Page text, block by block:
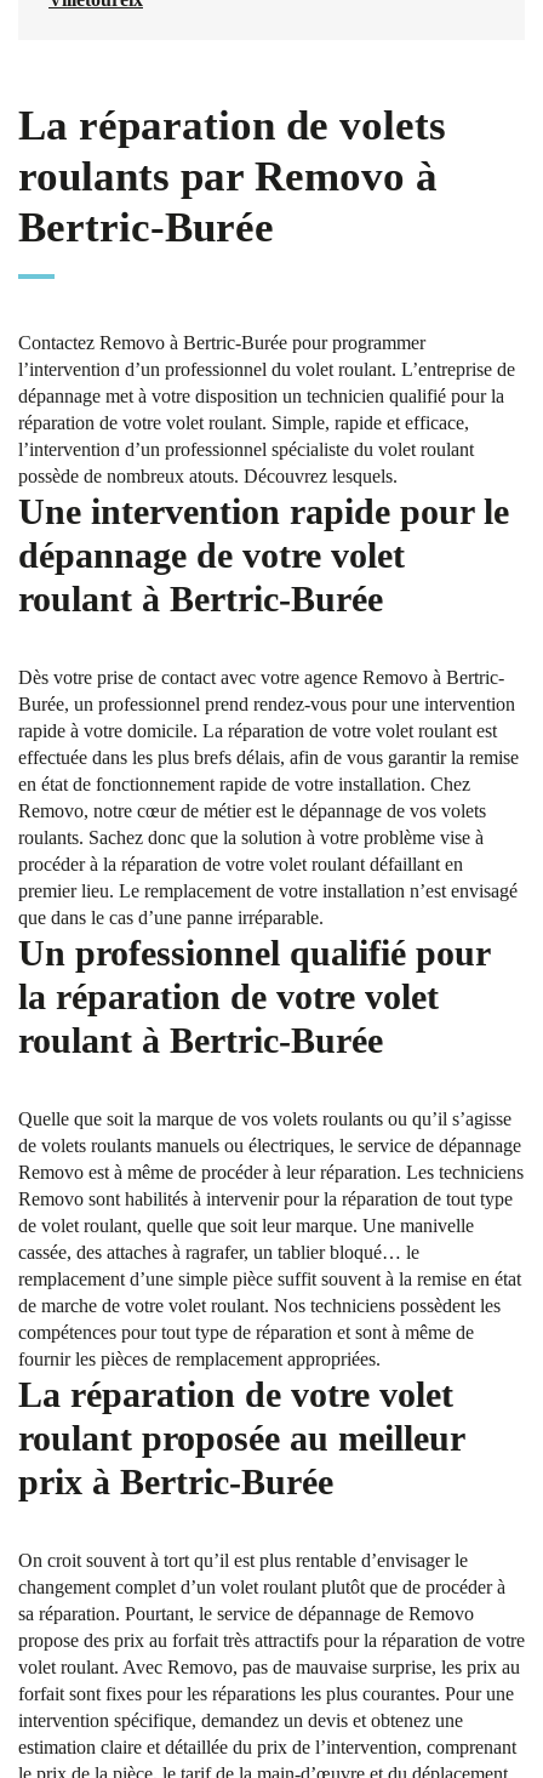
La réparation de volets
roulants par Removo à
Bertric-Burée
Contactez Removo à Bertric-Burée pour programmer
l’intervention d’un professionnel du volet roulant. L’entreprise de
dépannage met à votre disposition un technicien qualifié pour la
réparation de votre volet roulant. Simple, rapide et efficace,
l’intervention d’un professionnel spécialiste du volet roulant
possède de nombreux atouts. Découvrez lesquels.
Une intervention rapide pour le
dépannage de votre volet
roulant à Bertric-Burée
Dès votre prise de contact avec votre agence Removo à Bertric-
Burée, un professionnel prend rendez-vous pour une intervention
rapide à votre domicile. La réparation de votre volet roulant est
effectuée dans les plus brefs délais, afin de vous garantir la remise
en état de fonctionnement rapide de votre installation. Chez
Removo, notre cœur de métier est le dépannage de vos volets
roulants. Sachez donc que la solution à votre problème vise à
procéder à la réparation de votre volet roulant défaillant en
premier lieu. Le remplacement de votre installation n’est envisagé
que dans le cas d’une panne irréparable.
Un professionnel qualifié pour
la réparation de votre volet
roulant à Bertric-Burée
Quelle que soit la marque de vos volets roulants ou qu’il s’agisse
de volets roulants manuels ou électriques, le service de dépannage
Removo est à même de procéder à leur réparation. Les techniciens
Removo sont habilités à intervenir pour la réparation de tout type
de volet roulant, quelle que soit leur marque. Une manivelle
cassée, des attaches à ragrafer, un tablier bloqué… le
remplacement d’une simple pièce suffit souvent à la remise en état
de marche de votre volet roulant. Nos techniciens possèdent les
compétences pour tout type de réparation et sont à même de
fournir les pièces de remplacement appropriées.
La réparation de votre volet
roulant proposée au meilleur
prix à Bertric-Burée
On croit souvent à tort qu’il est plus rentable d’envisager le
changement complet d’un volet roulant plutôt que de procéder à
sa réparation. Pourtant, le service de dépannage de Removo
propose des prix au forfait très attractifs pour la réparation de votre
volet roulant. Avec Removo, pas de mauvaise surprise, les prix au
forfait sont fixes pour les réparations les plus courantes. Pour une
intervention spécifique, demandez un devis et obtenez une
estimation claire et détaillée du prix de l’intervention, comprenant
le prix de la pièce, le tarif de la main-d’œuvre et du déplacement